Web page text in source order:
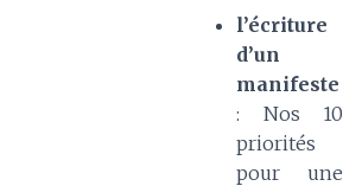
l’écriture
d’un
manifeste
: Nos 10
priorités
pour une